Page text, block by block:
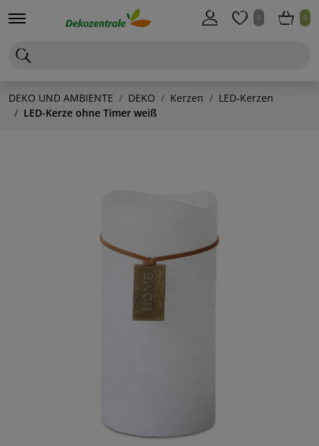
0 0
DEKO UND AMBIENTE DEKO Kerzen
LED-Kerzen
LED-Kerze ohne Timer weiß